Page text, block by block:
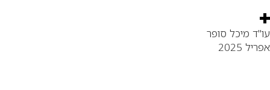
מיכל סופר
2025